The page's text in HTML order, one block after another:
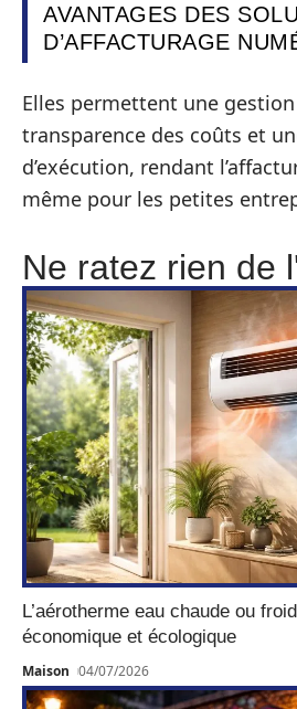
AVANTAGES DES
D’AFFACTURAGE
Elles permettent une
transparence des coûts et
d’exécution, rendant
même pour les petites
Ne ratez rien de
L’aérotherme eau chaude ou
économique et écologique
Maison 04/07/2026